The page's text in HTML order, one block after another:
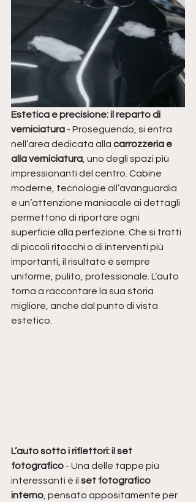
Estetica e precisione: il reparto di
verniciatura - Proseguendo, si entra
nell’area dedicata alla carrozzeria e
alla verniciatura , uno degli spazi più
impressionanti del centro. Cabine
moderne, tecnologie all’avanguardia
e un’attenzione maniacale ai dettagli
permettono di riportare ogni
superficie alla perfezione. Che si tratti
di piccoli ritocchi o di interventi più
importanti, il risultato è sempre
uniforme, pulito, professionale. L’auto
torna a raccontare la sua storia
migliore, anche dal punto di vista
estetico.
L’auto sotto i riflettori: il set
fotografico - Una delle tappe più
interessanti è il set fotografico
interno, pensato appositamente per